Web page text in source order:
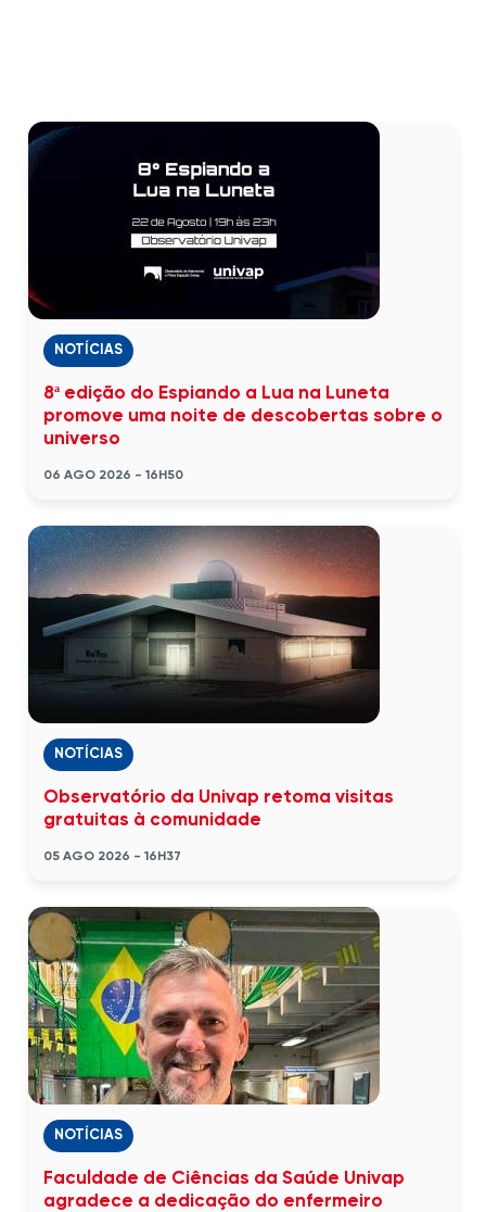
NOTÍCIAS
8ª edição do Espiando a Lua na Luneta
promove uma noite de descobertas sobre o
universo
06 AGO 2026 - 16H50
NOTÍCIAS
Observatório da Univap retoma visitas
gratuitas à comunidade
05 AGO 2026 - 16H37
NOTÍCIAS
Faculdade de Ciências da Saúde Univap
agradece a dedicação do enfermeiro